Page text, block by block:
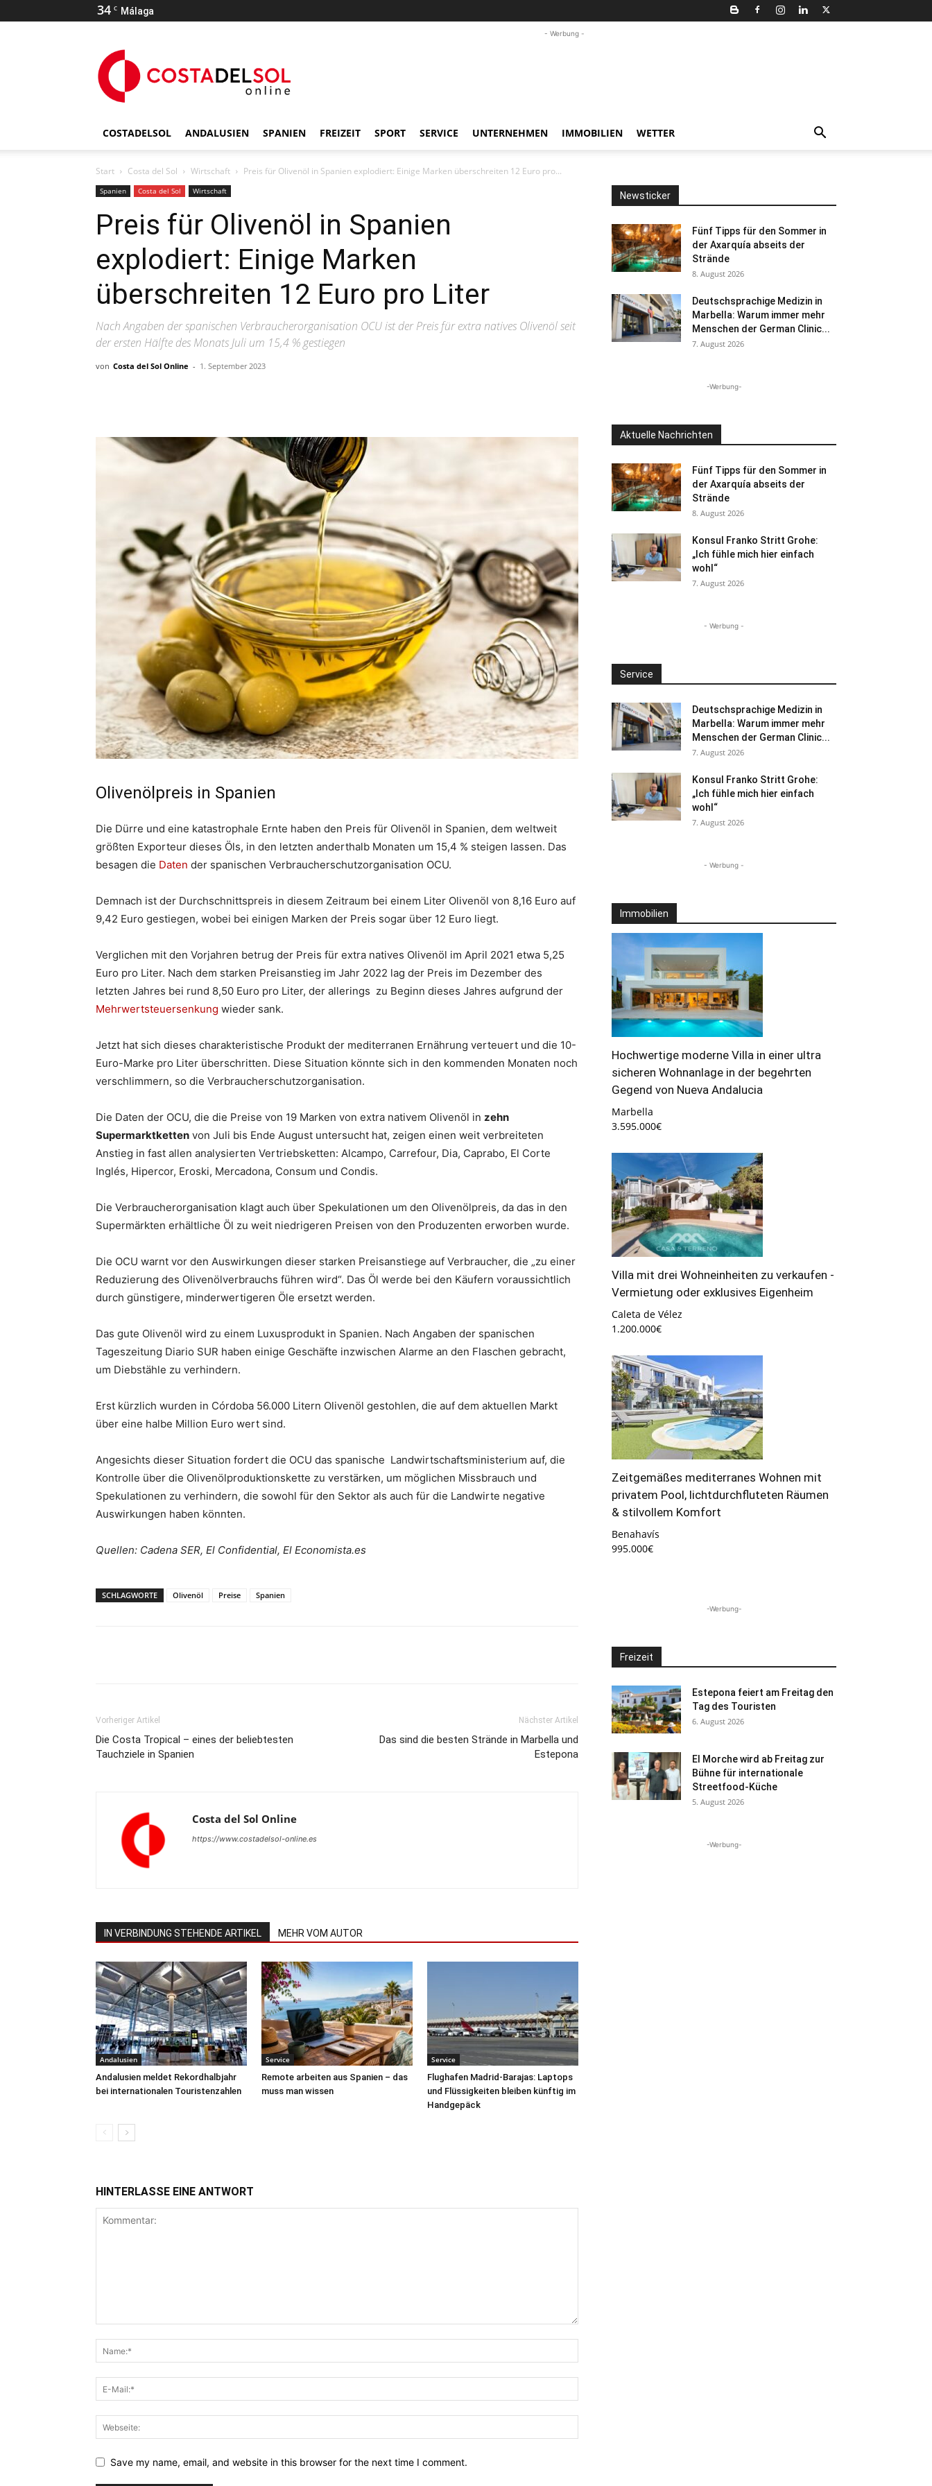
34 C Málaga
- Werbung -
COSTADELSOL ANDALUSIEN SPANIEN FREIZEIT SPORT SERVICE UNTERNEHMEN IMMOBILIEN WETTER
Start Costa del Sol Wirtschaft Preis für Olivenöl in Spanien explodiert: Einige Marken überschreiten 12 Euro pro...
Spanien Costa del Sol Wirtschaft
Preis für Olivenöl in Spanien
explodiert: Einige Marken
überschreiten 12 Euro pro Liter
Nach Angaben der spanischen Verbraucherorganisation OCU ist der Preis für extra natives Olivenöl seit
der ersten Hälfte des Monats Juli um 15,4 % gestiegen
von Costa del Sol Online - 1. September 2023
Olivenölpreis in Spanien
Die Dürre und eine katastrophale Ernte haben den Preis für Olivenöl in Spanien, dem weltweit
größten Exporteur dieses Öls, in den letzten anderthalb Monaten um 15,4 % steigen lassen. Das
besagen die Daten der spanischen Verbraucherschutzorganisation OCU.
Demnach ist der Durchschnittspreis in diesem Zeitraum bei einem Liter Olivenöl von 8,16 Euro auf
9,42 Euro gestiegen, wobei bei einigen Marken der Preis sogar über 12 Euro liegt.
Verglichen mit den Vorjahren betrug der Preis für extra natives Olivenöl im April 2021 etwa 5,25
Euro pro Liter. Nach dem starken Preisanstieg im Jahr 2022 lag der Preis im Dezember des
letzten Jahres bei rund 8,50 Euro pro Liter, der allerings zu Beginn dieses Jahres aufgrund der
Mehrwertsteuersenkung wieder sank.
Jetzt hat sich dieses charakteristische Produkt der mediterranen Ernährung verteuert und die 10-
Euro-Marke pro Liter überschritten. Diese Situation könnte sich in den kommenden Monaten noch
verschlimmern, so die Verbraucherschutzorganisation.
Die Daten der OCU, die die Preise von 19 Marken von extra nativem Olivenöl in zehn
Supermarktketten von Juli bis Ende August untersucht hat, zeigen einen weit verbreiteten
Anstieg in fast allen analysierten Vertriebsketten: Alcampo, Carrefour, Dia, Caprabo, El Corte
Inglés, Hipercor, Eroski, Mercadona, Consum und Condis.
Die Verbraucherorganisation klagt auch über Spekulationen um den Olivenölpreis, da das in den
Supermärkten erhältliche Öl zu weit niedrigeren Preisen von den Produzenten erworben wurde.
Die OCU warnt vor den Auswirkungen dieser starken Preisanstiege auf Verbraucher, die „zu einer
Reduzierung des Olivenölverbrauchs führen wird“. Das Öl werde bei den Käufern voraussichtlich
durch günstigere, minderwertigeren Öle ersetzt werden.
Das gute Olivenöl wird zu einem Luxusprodukt in Spanien. Nach Angaben der spanischen
Tageszeitung Diario SUR haben einige Geschäfte inzwischen Alarme an den Flaschen gebracht,
um Diebstähle zu verhindern.
Erst kürzlich wurden in Córdoba 56.000 Litern Olivenöl gestohlen, die auf dem aktuellen Markt
über eine halbe Million Euro wert sind.
Angesichts dieser Situation fordert die OCU das spanische Landwirtschaftsministerium auf, die
Kontrolle über die Olivenölproduktionskette zu verstärken, um möglichen Missbrauch und
Spekulationen zu verhindern, die sowohl für den Sektor als auch für die Landwirte negative
Auswirkungen haben könnten.
Quellen: Cadena SER, El Confidential, El Economista.es
SCHLAGWORTE Olivenöl Preise Spanien
Vorheriger Artikel
Die Costa Tropical – eines der beliebtesten
Tauchziele in Spanien
Nächster Artikel
Das sind die besten Strände in Marbella und
Estepona
Costa del Sol Online
https://www.costadelsol-online.es
IN VERBINDUNG STEHENDE ARTIKEL MEHR VOM AUTOR
Andalusien
Andalusien meldet Rekordhalbjahr
bei internationalen Touristenzahlen
Service
Remote arbeiten aus Spanien – das
muss man wissen
Service
Flughafen Madrid-Barajas: Laptops
und Flüssigkeiten bleiben künftig im
Handgepäck
HINTERLASSE EINE ANTWORT
Save my name, email, and website in this browser for the next time I comment.
Newsticker
Fünf Tipps für den Sommer in
der Axarquía abseits der
Strände
8. August 2026
Deutschsprachige Medizin in
Marbella: Warum immer mehr
Menschen der German Clinic...
7. August 2026
-Werbung-
Aktuelle Nachrichten
Fünf Tipps für den Sommer in
der Axarquía abseits der
Strände
8. August 2026
Konsul Franko Stritt Grohe:
„Ich fühle mich hier einfach
wohl“
7. August 2026
- Werbung -
Service
Deutschsprachige Medizin in
Marbella: Warum immer mehr
Menschen der German Clinic...
7. August 2026
Konsul Franko Stritt Grohe:
„Ich fühle mich hier einfach
wohl“
7. August 2026
- Werbung -
Immobilien
Hochwertige moderne Villa in einer ultra
sicheren Wohnanlage in der begehrten
Gegend von Nueva Andalucia
Marbella
3.595.000€
Villa mit drei Wohneinheiten zu verkaufen -
Vermietung oder exklusives Eigenheim
Caleta de Vélez
1.200.000€
Zeitgemäßes mediterranes Wohnen mit
privatem Pool, lichtdurchfluteten Räumen
& stilvollem Komfort
Benahavís
995.000€
-Werbung-
Freizeit
Estepona feiert am Freitag den
Tag des Touristen
6. August 2026
El Morche wird ab Freitag zur
Bühne für internationale
Streetfood-Küche
5. August 2026
-Werbung-